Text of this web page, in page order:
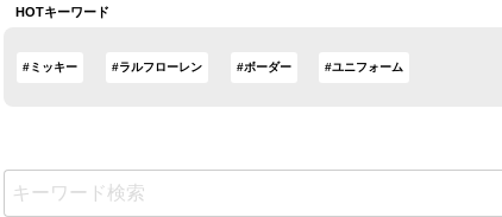
HOTキーワード
#ミッキー #ラルフローレン #ボーダー #ユニフォーム